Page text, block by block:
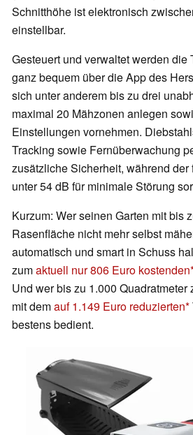
Schnitthöhe ist elektronisch
einstellbar.
Gesteuert und verwaltet werden die
ganz bequem über die App des
sich unter anderem bis zu drei
maximal 20 Mähzonen anlegen
Einstellungen vornehmen.
Tracking sowie Fernüberwachung
zusätzliche Sicherheit, während
unter 54 dB für minimale Störung
Kurzum: Wer seinen Garten mit bis
Rasenfläche nicht mehr selbst
automatisch und smart in Schuss
zumaktuell nur 806 Euro kostenden
Und wer bis zu 1.000 Quadratmeter
mit demauf 1.149 Euro reduzierten
bestens bedient.